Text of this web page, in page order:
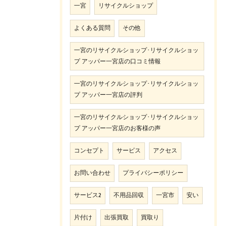
一宮 リサイクルショップ
よくある質問 その他
一宮のリサイクルショップ･リサイクルショッ
プ アッパー一宮店の口コミ情報
一宮のリサイクルショップ･リサイクルショッ
プ アッパー一宮店の評判
一宮のリサイクルショップ･リサイクルショッ
プ アッパー一宮店のお客様の声
コンセプト サービス アクセス
お問い合わせ プライバシーポリシー
サービス2 不用品回収 一宮市 安い
片付け 出張買取 買取り